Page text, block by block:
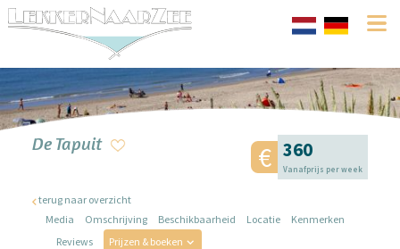
De Tapuit 360
Vanafprijs per week
terug naar overzicht
Media
Omschrijving Beschikbaarheid Locatie
Kenmerken
Reviews
Prijzen & boeken